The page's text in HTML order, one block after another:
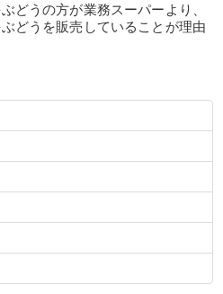
どうの方が業務スーパーより、
どうを販売していることが理由